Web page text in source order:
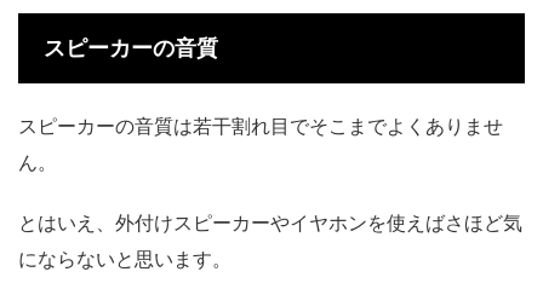
スピーカーの音質
スピーカーの音質は若干割れ目でそこまでよくありませ
ん。
とはいえ、外付けスピーカーやイヤホンを使えばさほど気
にならないと思います。